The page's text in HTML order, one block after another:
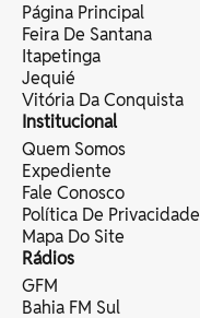
Página Principal
Feira De Santana
Itapetinga
Jequié
Vitória Da Conquista
Institucional
Quem Somos
Expediente
Fale Conosco
Política De Privacidade
Mapa Do Site
Rádios
GFM
Bahia FM Sul